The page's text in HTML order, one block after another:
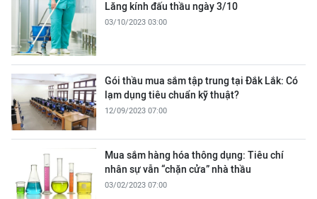
Lăng kính đấu thầu ngày 3/10
03/10/2023 03:00
Gói thầu mua sắm tập trung tại Đắk Lắk: Có
lạm dụng tiêu chuẩn kỹ thuật?
12/09/2023 07:00
Mua sắm hàng hóa thông dụng: Tiêu chí
nhân sự vẫn “chặn cửa” nhà thầu
03/02/2023 07:00